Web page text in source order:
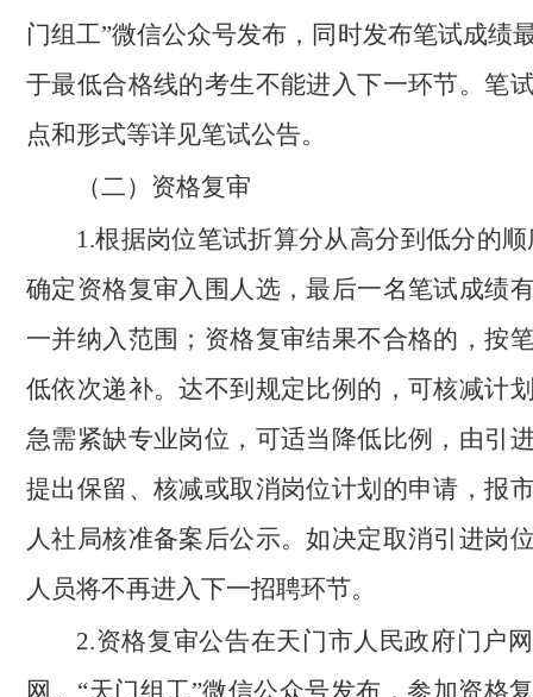
门组工”微信公众号发布，同时发布笔试成绩
于最低合格线的考生不能进入下一环节。笔
点和形式等详见笔试公告。
（二）资格复审
1.根据岗位笔试折算分从高分到低分的
确定资格复审入围人选，最后一名笔试成绩
一并纳入范围；资格复审结果不合格的，按
低依次递补。达不到规定比例的，可核减计
急需紧缺专业岗位，可适当降低比例，由引
提出保留、核减或取消岗位计划的申请，报
人社局核准备案后公示。如决定取消引进岗
人员将不再进入下一招聘环节。
2.资格复审公告在天门市人民政府门户
网、“天门组工”微信公众号发布，参加资格